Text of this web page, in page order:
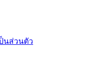
นส่วนตัว